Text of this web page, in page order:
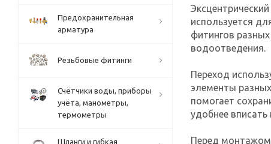
используется
фитингов
водоотведения.
Переход
элементы
помогает
удобнее
Перед монтажом
Предохранительная
арматура
Резьбовые фитинги
Счётчики воды, приборы
учёта, манометры,
термометры
Шланги и гибкая